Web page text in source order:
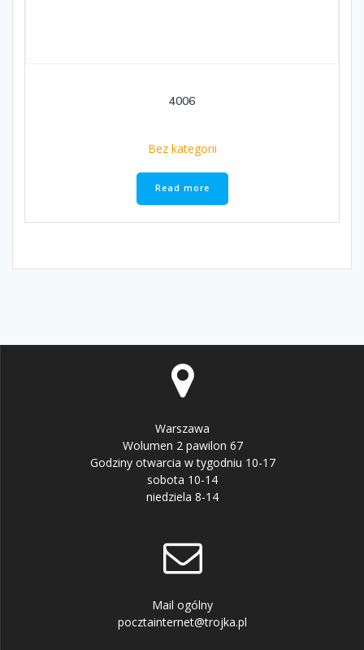
4006
Bez kategorii
Read more
Warszawa
Wolumen 2 pawilon 67
Godziny otwarcia w tygodniu 10-17
sobota 10-14
niedziela 8-14
Mail ogólny
pocztainternet@trojka.pl